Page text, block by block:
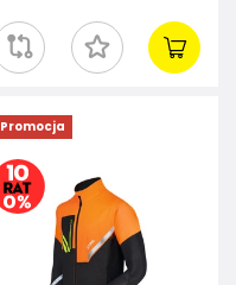
Promocja